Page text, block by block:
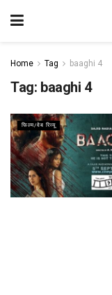
Home Tag baaghi 4
Tag: baaghi 4
फिल्म/वेब रिव्यू